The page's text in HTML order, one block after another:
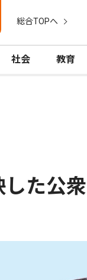
総合TOPへ
社会 教育
た公